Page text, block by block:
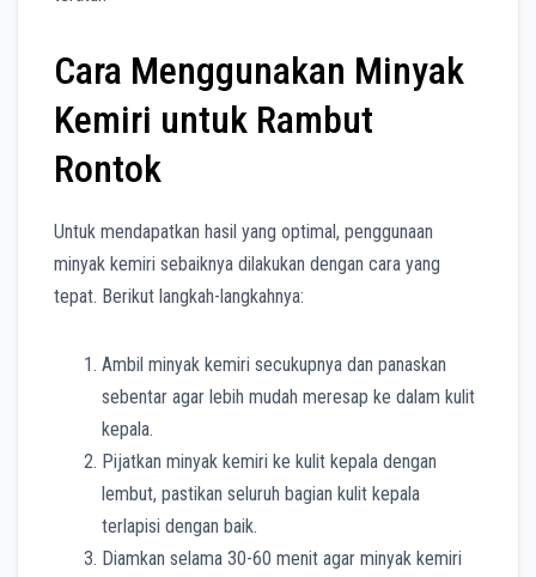
Cara Menggunakan Minyak
Kemiri untuk Rambut
Rontok
Untuk mendapatkan hasil yang optimal, penggunaan
minyak kemiri sebaiknya dilakukan dengan cara yang
tepat. Berikut langkah-langkahnya:
Ambil minyak kemiri secukupnya dan panaskan
sebentar agar lebih mudah meresap ke dalam kulit
kepala.
Pijatkan minyak kemiri ke kulit kepala dengan
lembut, pastikan seluruh bagian kulit kepala
terlapisi dengan baik.
Diamkan selama 30-60 menit agar minyak kemiri